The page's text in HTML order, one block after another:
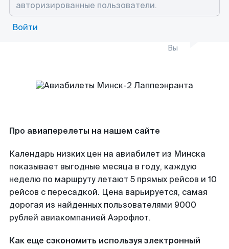
Войти
Вы
Про авиаперелеты на нашем сайте
Календарь низких цен на авиабилет из Минска
показывает выгодные месяца в году, каждую
неделю по маршруту летают 5 прямых рейсов и 10
рейсов с пересадкой. Цена варьируется, самая
дорогая из найденных пользователями 9000
рублей авиакомпанией Аэрофлот.
Как еще сэкономить используя электронный